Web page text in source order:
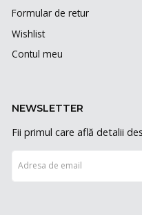
Formular de retur
Wishlist
Contul meu
NEWSLETTER
Fii primul care află detalii